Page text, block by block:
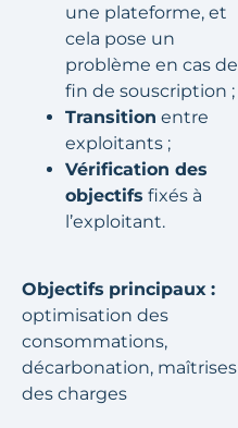
une plateforme, et
cela pose un
problème en cas de
fin de souscription ;
Transition entre
exploitants ;
Vérification des
objectifs fixés à
l’exploitant.
Objectifs principaux :
optimisation des
consommations,
décarbonation, maîtrises
des charges